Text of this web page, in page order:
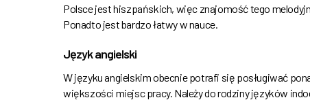
Polsce jest hiszpańskich, więc znajomość tego
Ponadto jest bardzo łatwy w nauce.
Język angielski
W języku angielskim obecnie potrafi się posługiwać
większości miejsc pracy. Należy do rodziny języków